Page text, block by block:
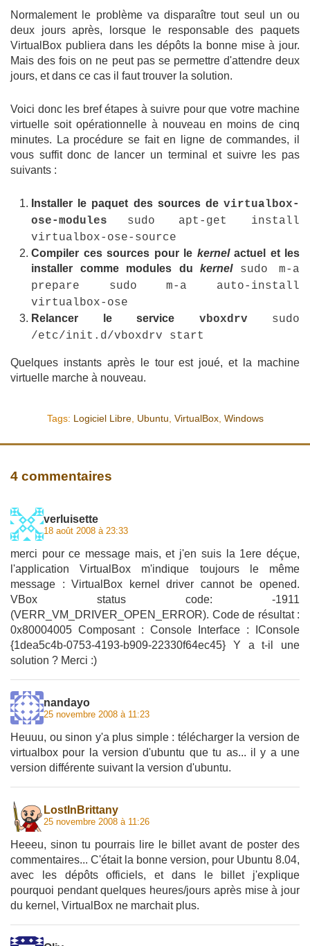
Normalement le problème va disparaître tout seul un ou
deux jours après, lorsque le responsable des paquets
VirtualBox publiera dans les dépôts la bonne mise à jour.
Mais des fois on ne peut pas se permettre d'attendre deux
jours, et dans ce cas il faut trouver la solution.
Voici donc les bref étapes à suivre pour que votre machine
virtuelle soit opérationnelle à nouveau en moins de cinq
minutes. La procédure se fait en ligne de commandes, il
vous suffit donc de lancer un terminal et suivre les pas
suivants :
Installer le paquet des sources de virtualbox-
ose-modules
sudo apt-get install
virtualbox-ose-source
Compiler ces sources pour le kernelactuel et les
installer comme modules du kernel
sudo m-a
prepare sudo m-a auto-install
virtualbox-ose
Relancer le service vboxdrv
sudo
/etc/init.d/vboxdrv start
Quelques instants après le tour est joué, et la machine
virtuelle marche à nouveau.
Tags: Logiciel Libre, Ubuntu VirtualBox, Windows
4 commentaires
verluisette
18 août 2008 à 23:33
merci pour ce message mais, et j'en suis la 1ere déçue,
l'application VirtualBox m'indique toujours le même
message : VirtualBox kernel driver cannot be opened.
VBox status code: -1911
(VERR_VM_DRIVER_OPEN_ERROR). Code de résultat :
0x80004005 Composant : Console Interface : IConsole
{1dea5c4b-0753-4193-b909-22330f64ec45} Y a t-il une
solution ? Merci :)
nandayo
25 novembre 2008 à 11:23
Heuuu, ou sinon y'a plus simple : télécharger la version de
virtualbox pour la version d'ubuntu que tu as... il y a une
version différente suivant la version d'ubuntu.
LostInBrittany
25 novembre 2008 à 11:26
Heeeu, sinon tu pourrais lire le billet avant de poster des
commentaires... C'était la bonne version, pour Ubuntu 8.04,
avec les dépôts officiels, et dans le billet j'explique
pourquoi pendant quelques heures/jours après mise à jour
du kernel, VirtualBox ne marchait plus.